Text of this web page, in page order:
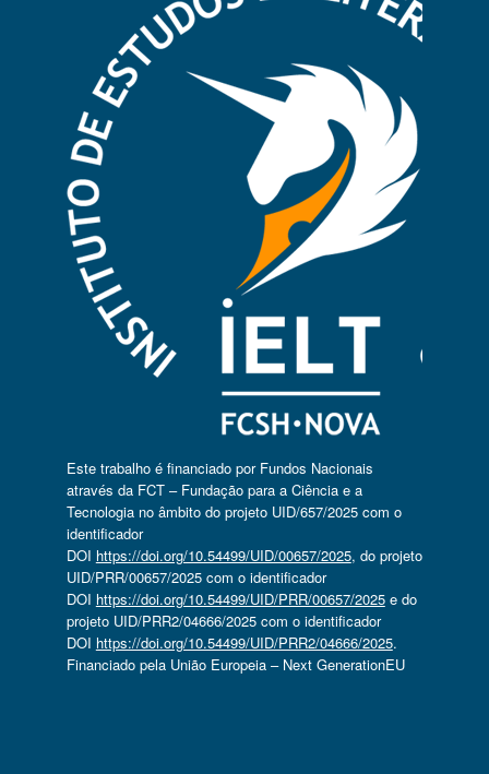
Este trabalho é financiado por Fundos Nacionais
através da FCT – Fundação para a Ciência e a
Tecnologia no âmbito do projeto UID/657/2025 com o
identificador
DOI https://doi.org/10.54499/UID/00657/2025, do projeto
UID/PRR/00657/2025 com o identificador
DOI https://doi.org/10.54499/UID/PRR/00657/2025e do
projeto UID/PRR2/04666/2025 com o identificador
DOI https://doi.org/10.54499/UID/PRR2/04666/2025.
Financiado pela União Europeia – Next GenerationEU